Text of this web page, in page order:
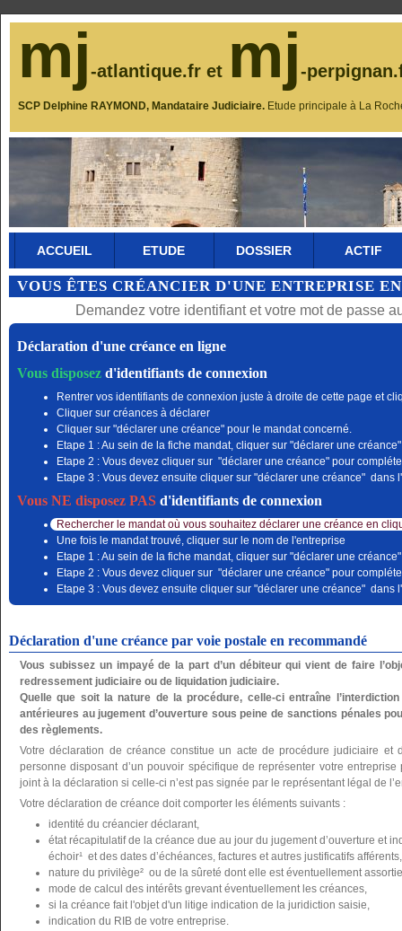
mj-atlantique.fr et mj-
SCP Delphine RAYMOND, Mandataire Judiciaire. Etude principale à La
ACCUEIL ETUDE DOSSIER ACTIF
VOUS ÊTES CRÉANCIER D'UNE ENTREPRISE
Demandez votre identifiant et votre mot de passe
Déclaration d'une créance en ligne
Vous disposezd'identifiants de connexion
Rentrer vos identifiants de connexion juste à droite de cette page et
Cliquer sur créances à déclarer
Cliquer sur "déclarer une créance" pour le mandat concerné.
Etape 1 : Au sein de la fiche mandat, cliquer sur "déclarer une créance"
Etape 2 : Vous devez cliquer sur "déclarer une créance" pour
Etape 3 : Vous devez ensuite cliquer sur "déclarer une créance" dans
Vous NE disposez PASd'identifiants de connexion
Rechercher le mandat où vous souhaitez déclarer une créance en
Une fois le mandat trouvé, cliquer sur le nom de l'entreprise
Etape 1 : Au sein de la fiche mandat, cliquer sur "déclarer une créance"
Etape 2 : Vous devez cliquer sur "déclarer une créance" pour
Etape 3 : Vous devez ensuite cliquer sur "déclarer une créance" dans
Déclaration d'une créance par voie postale en recommandé
Vous subissez un impayé de la part d’un débiteur qui vient de faire
redressement judiciaire ou de liquidation judiciaire.
Quelle que soit la nature de la procédure, celle-ci entraîne
antérieures au jugement d’ouverture sous peine de sanctions pénales
des règlements.
Votre déclaration de créance constitue un acte de procédure judiciaire et
personne disposant d’un pouvoir spécifique de représenter votre
joint à la déclaration si celle-ci n’est pas signée par le représentant légal de
Votre déclaration de créance doit comporter les éléments suivants :
identité du créancier déclarant,
état récapitulatif de la créance due au jour du jugement d’ouverture et
échoir¹ et des dates d’échéances, factures et autres justificatifs afférents,
nature du privilège² ou de la sûreté dont elle est éventuellement
mode de calcul des intérêts grevant éventuellement les créances,
si la créance fait l'objet d'un litige indication de la juridiction saisie,
indication du RIB de votre entreprise.